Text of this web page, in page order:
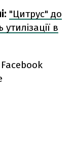
"Цитрус" до
в